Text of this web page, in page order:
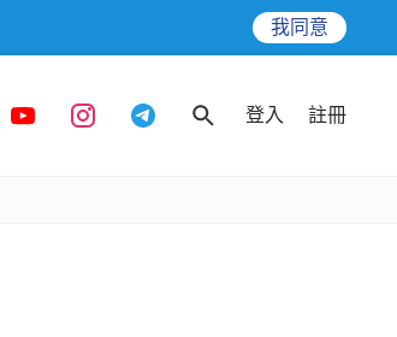
我同意
登入 註冊